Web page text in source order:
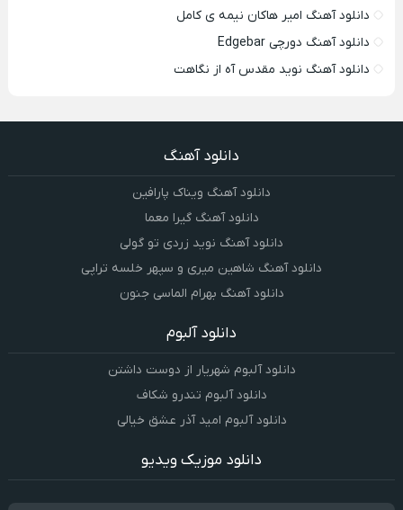
دانلود آهنگ امیر هاکان نیمه ی کامل
دانلود آهنگ دورچی Edgebar
دانلود آهنگ نوید مقدس آه از نگاهت
دانلود آهنگ
دانلود آهنگ ویناک پارافین
دانلود آهنگ گیرا معما
دانلود آهنگ نوید زردی تو گولی
دانلود آهنگ شاهین میری و سپهر خلسه تراپی
دانلود آهنگ بهرام الماسی جنون
دانلود آلبوم
دانلود آلبوم شهریار از دوست داشتن
دانلود آلبوم تندرو شکاف
دانلود آلبوم امید آذر عشق خیالی
دانلود موزیک ویدیو